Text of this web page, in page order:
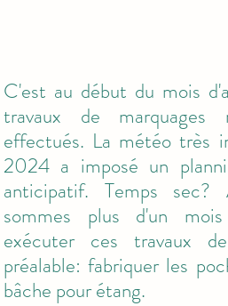
C'est au début du mois
travaux de
effectués. La météo très
2024 a imposé un
anticipatif. Temps
sommes plus d'un
exécuter ces travaux
préalable: fabriquer les
bâche pour étang.